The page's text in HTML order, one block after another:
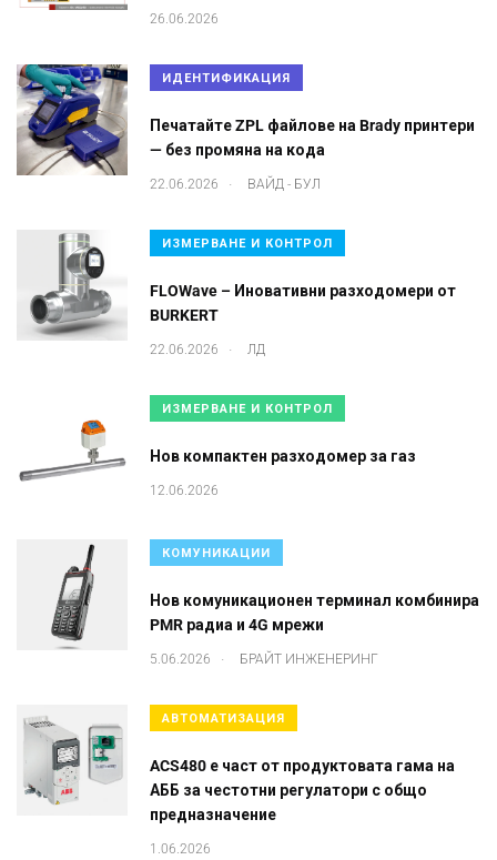
26.06.2026
ИДЕНТИФИКАЦИЯ
Печатайте ZPL файлове на Brady принтери
— без промяна на кода
22.06.2026 . ВАЙД - БУЛ
ИЗМЕРВАНЕ И КОНТРОЛ
FLOWave – Иновативни разходомери от
BURKERT
22.06.2026 . ЛД
ИЗМЕРВАНЕ И КОНТРОЛ
Нов компактен разходомер за газ
12.06.2026
КОМУНИКАЦИИ
Нов комуникационен терминал комбинира
PMR радиа и 4G мрежи
5.06.2026 . БРАЙТ ИНЖЕНЕРИНГ
АВТОМАТИЗАЦИЯ
ACS480 е част от продуктовата гама на
АББ за честотни регулатори с общо
предназначение
1.06.2026